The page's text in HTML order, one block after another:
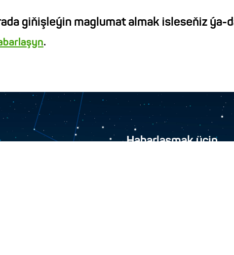
giňişleýin maglumat almak isleseňiz ýa-
.
Habarlaşmak üçin